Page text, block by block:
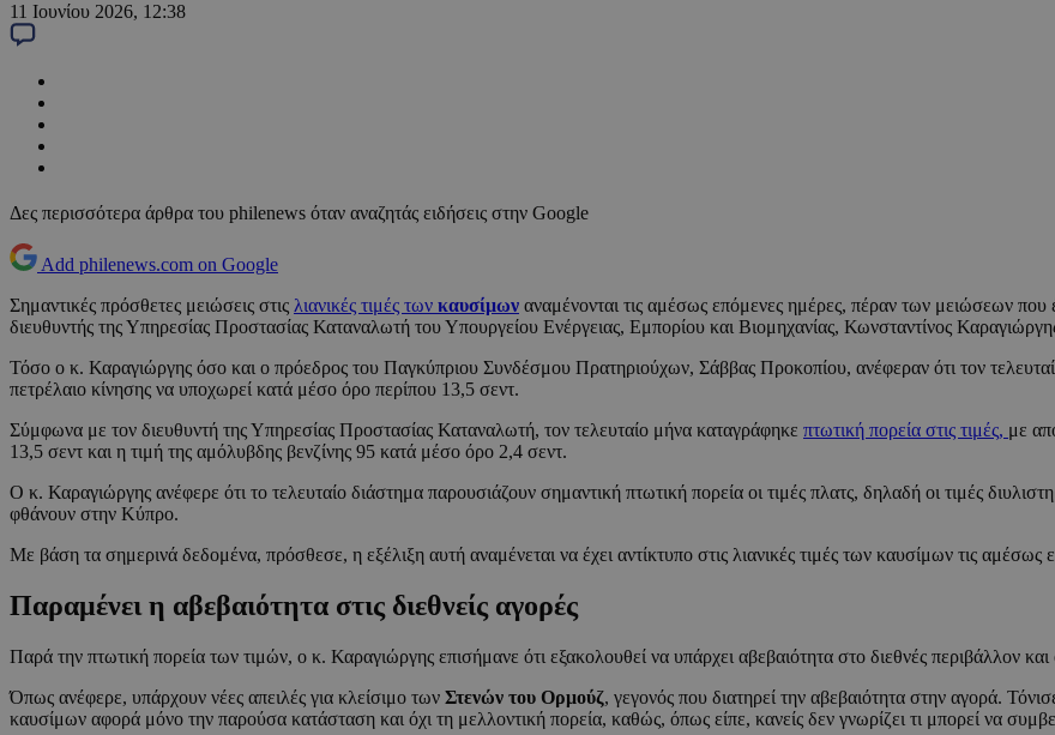
11 Ιουνίου 2026, 12:38
Δες περισσότερα άρθρα του philenews όταν αναζητάς ειδήσεις στην Google
Add philenews.com on Google
Σημαντικές πρόσθετες μειώσεις στις λιανικές τιμές των καυσίμων αναμένονται τις αμέσως επόμενες ημέρες, πέραν των μειώσεων
διευθυντής της Υπηρεσίας Προστασίας Καταναλωτή του Υπουργείου Ενέργειας, Εμπορίου και Βιομηχανίας, Κωνσταντίνος
Τόσο ο κ. Καραγιώργης όσο και ο πρόεδρος του Παγκύπριου Συνδέσμου Πρατηριούχων, Σάββας Προκοπίου, ανέφεραν ότι τον
πετρέλαιο κίνησης να υποχωρεί κατά μέσο όρο περίπου 13,5 σεντ.
Σύμφωνα με τον διευθυντή της Υπηρεσίας Προστασίας Καταναλωτή, τον τελευταίο μήνα καταγράφηκε πτωτική πορεία στις τιμές, με
13,5 σεντ και η τιμή της αμόλυβδης βενζίνης 95 κατά μέσο όρο 2,4 σεντ.
Ο κ. Καραγιώργης ανέφερε ότι το τελευταίο διάστημα παρουσιάζουν σημαντική πτωτική πορεία οι τιμές πλατς, δηλαδή οι τιμές
φθάνουν στην Κύπρο.
Με βάση τα σημερινά δεδομένα, πρόσθεσε, η εξέλιξη αυτή αναμένεται να έχει αντίκτυπο στις λιανικές τιμές των καυσίμων τις
Παραμένει η αβεβαιότητα στις διεθνείς αγορές
Παρά την πτωτική πορεία των τιμών, ο κ. Καραγιώργης επισήμανε ότι εξακολουθεί να υπάρχει αβεβαιότητα στο διεθνές περιβάλλον και
Όπως ανέφερε, υπάρχουν νέες απειλές για κλείσιμο των Στενών του Ορμούζ, γεγονός που διατηρεί την αβεβαιότητα στην αγορά.
καυσίμων αφορά μόνο την παρούσα κατάσταση και όχι τη μελλοντική πορεία, καθώς, όπως είπε, κανείς δεν γνωρίζει τι μπορεί να